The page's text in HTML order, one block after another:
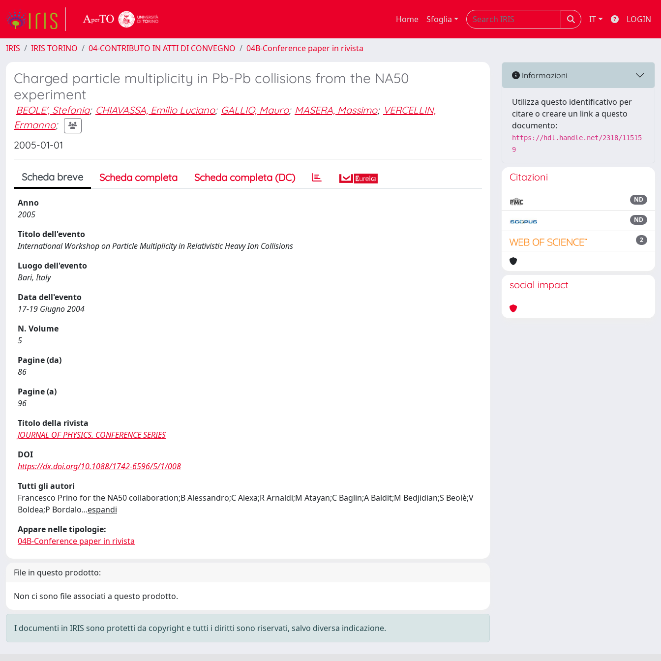
Home Sfoglia IT LOGIN
IRIS IRIS TORINO 04-CONTRIBUTO IN ATTI DI CONVEGNO 04B-Conference paper in rivista
Charged particle multiplicity in Pb-Pb collisions from the NA50
experiment
BEOLE', Stefania; CHIAVASSA, Emilio Luciano; GALLIO, Mauro; MASERA, Massimo; VERCELLIN,
Ermanno;
2005-01-01
Scheda breve Scheda completa Scheda completa (DC)
Anno
2005
Titolo dell'evento
International Workshop on Particle Multiplicity in Relativistic Heavy Ion Collisions
Luogo dell'evento
Bari, Italy
Data dell'evento
17-19 Giugno 2004
N. Volume
5
Pagine (da)
86
Pagine (a)
96
Titolo della rivista
JOURNAL OF PHYSICS. CONFERENCE SERIES
DOI
https://dx.doi.org/10.1088/1742-6596/5/1/008
Tutti gli autori
Francesco Prino for the NA50 collaboration;B Alessandro;C Alexa;R Arnaldi;M Atayan;C Baglin;A Baldit;M Bedjidian;S Beolè;V
Boldea;P Bordalo...espandi
Appare nelle tipologie:
04B-Conference paper in rivista
File in questo prodotto:
Non ci sono file associati a questo prodotto.
I documenti in IRIS sono protetti da copyright e tutti i diritti sono riservati, salvo diversa indicazione.
Informazioni
Utilizza questo identificativo per
citare o creare un link a questo
documento:
https://hdl.handle.net/2318/11515
9
Citazioni
ND
ND
2
social impact